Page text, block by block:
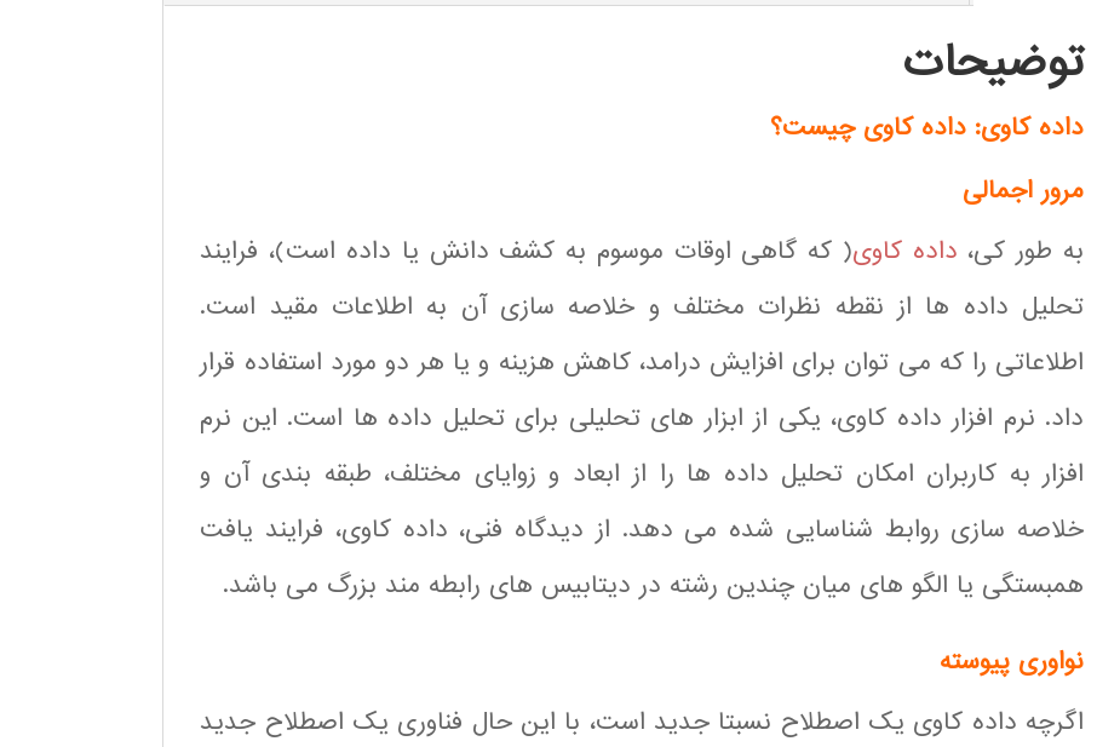
توضیحات
داده کاوی: داده کاوی چیست؟
مرور اجمالی
به طور کی، داده کاوی( که گاهی اوقات موسوم به کشف دانش یا داده است)، فرایند
تحلیل داده ها از نقطه نظرات مختلف و خلاصه سازی آن به اطلاعات مقید است.
اطلاعاتی را که می توان برای افزایش درامد، کاهش هزینه و یا هر دو مورد استفاده قرار
داد. نرم افزار داده کاوی، یکی از ابزار های تحلیلی برای تحلیل داده ها است. این نرم
افزار به کاربران امکان تحلیل داده ها را از ابعاد و زوایای مختلف، طبقه بندی آن و
خلاصه سازی روابط شناسایی شده می دهد. از دیدگاه فنی، داده کاوی، فرایند یافت
همبستگی یا الگو های میان چندین رشته در دیتابیس های رابطه مند بزرگ می باشد.
نواوری پیوسته
اگرچه داده کاوی یک اصطلاح نسبتا جدید است، با این حال فناوری یک اصطلاح جدید